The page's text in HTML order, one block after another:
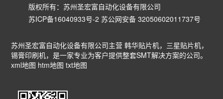
版权所有：苏州圣宏富自动化设备有限公司
苏ICP备16040933号-2 苏公网安备 32050602011737号
苏州圣宏富自动化设备有限公司主营韩华贴片机， 三星贴片机，
锡膏印刷机，是一家专业为客户提供整套SMT解决方案的公司。
xml地图 htm地图 txt地图